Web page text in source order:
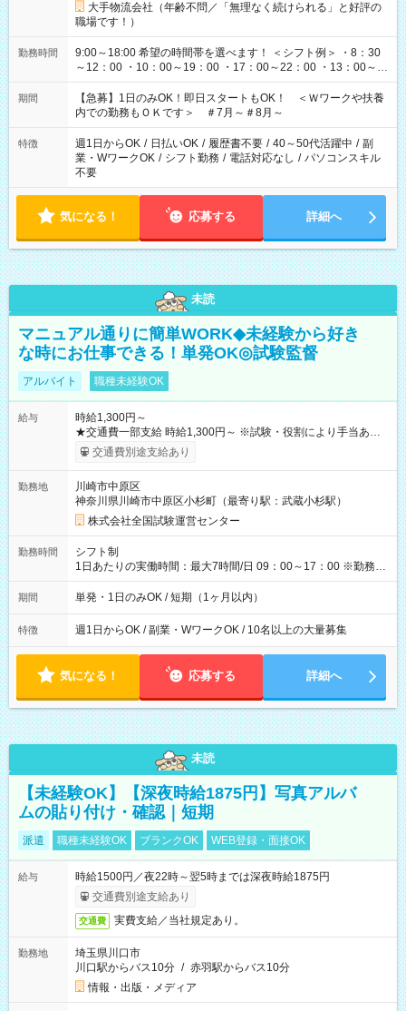
大手物流会社（年齢不問／「無理なく続けられる」と好評の
職場です！）
勤務時間
9:00～18:00 希望の時間帯を選べます！ ＜シフト例＞ ・8：30
～12：00 ・10：00～19：00 ・17：00～22：00 ・13：00～
22：00 ・22：00～翌6：00 など
期間
【急募】1日のみOK！即日スタートもOK！ ＜Ｗワークや扶養
内での勤務もＯＫです＞ ＃7月～＃8月～
特徴 週1日からOK / 日払いOK / 履歴書不要 / 40～50代活躍中 / 副
業・WワークOK / シフト勤務 / 電話対応なし / パソコンスキル
不要
気になる！ 応募する 詳細へ
未読
マニュアル通りに簡単WORK◆未経験から好き
な時にお仕事できる！単発OK◎試験監督
アルバイト 職種未経験OK
給与
時給1,300円～
★交通費一部支給 時給1,300円～ ※試験・役割により手当あり
※勤務回数により昇給あり 【即給（前払い）オプションあ
り！】 希望される場合、勤務から1週間ほどで給与の一部を受け
例】 ・河合塾模擬試験 8:30～17:30（休憩1時間） 時給1,300円
×8時間＝日収10,400円＋交通費 ※当日の役割により時給＋100
円の場合あり ・国家試験 7:00～13:30（休憩なし） 時給1,300
円（役割手当＋100円）×6時間＝日収8,400円＋交通費 【試用期
間】試用期間なし
交通費別途支給あり
勤務地
川崎市中原区
神奈川県川崎市中原区小杉町（最寄り駅：武蔵小杉駅）
株式会社全国試験運営センター
勤務時間
シフト制
1日あたりの実働時間：最大7時間/日 09：00～17：00 ※勤務時
間は 試験により異なります。
期間 単発・1日のみOK / 短期（1ヶ月以内）
特徴 週1日からOK / 副業・WワークOK / 10名以上の大量募集
気になる！ 応募する 詳細へ
未読
【未経験OK】【深夜時給1875円】写真アルバ
ムの貼り付け・確認｜短期
派遣 職種未経験OK ブランクOK WEB登録・面接OK
給与
時給1500円／夜22時～翌5時までは深夜時給1875円
交通費別途支給あり
交通費 実費支給／当社規定あり。
勤務地
埼玉県川口市
川口駅からバス10分 / 赤羽駅からバス10分
情報・出版・メディア